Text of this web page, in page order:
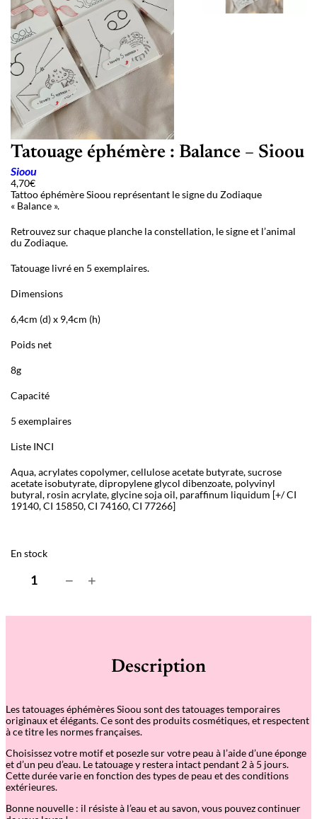
Tatouage éphémère : Balance – Sioou
Sioou
4,70€
Tattoo éphémère Sioou représentant le signe du Zodiaque
« Balance ».
Retrouvez sur chaque planche la constellation, le signe et l’animal
du Zodiaque.
Tatouage livré en 5 exemplaires.
Dimensions
6,4cm (d) x 9,4cm (h)
Poids net
8g
Capacité
5 exemplaires
Liste INCI
Aqua, acrylates copolymer, cellulose acetate butyrate, sucrose
acetate isobutyrate, dipropylene glycol dibenzoate, polyvinyl
butyral, rosin acrylate, glycine soja oil, paraffinum liquidum [+/ CI
19140, CI 15850, CI 74160, CI 77266]
En stock
t
o
u
g
e
é
p
é
− +
Description
Les tatouages éphémères Sioou sont des tatouages temporaires
originaux et élégants. Ce sont des produits cosmétiques, et respectent
à ce titre les normes françaises.
Choisissez votre motif et posezle sur votre peau à l’aide d’une éponge
et d’un peu d’eau. Le tatouage y restera intact pendant 2 à 5 jours.
Cette durée varie en fonction des types de peau et des conditions
extérieures.
Bonne nouvelle : il résiste à l’eau et au savon, vous pouvez continuer